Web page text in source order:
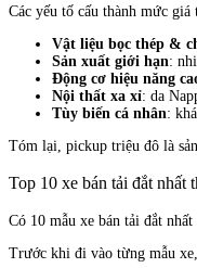
Các yếu tố cấu thành mức giá
Vật liệu bọc thép &
Sản xuất giới hạn:
Động cơ hiệu năng
Nội thất xa xỉ: da
Tùy biến cá nhân:
Tóm lại, pickup triệu đô là
Top 10 xe bán tải đắt nhất
Có 10 mẫu xe bán tải đắt
Trước khi đi vào từng mẫu